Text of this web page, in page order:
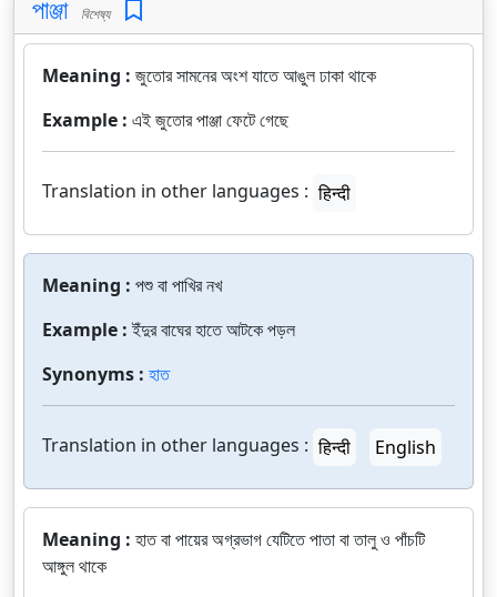
পাঞ্জা বিশেষ্য
Meaning : জুতোর সামনের অংশ যাতে আঙুল ঢাকা থাকে
Example : এই জুতোর পাঞ্জা ফেটে গেছে
Translation in other languages : हिन्दी
Meaning : পশু বা পাখির নখ
Example :ইঁদুর বাঘের হাতে আটকে পড়ল
Synonyms : হাত
Translation in other languages : हिन्दी English
Meaning : হাত বা পায়ের অগ্রভাগ যেটিতে পাতা বা তালু ও পাঁচটি
আঙ্গুল থাকে